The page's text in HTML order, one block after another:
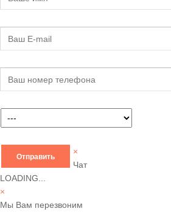
×
Чат
LOADING...
×
Мы Вам перезвоним